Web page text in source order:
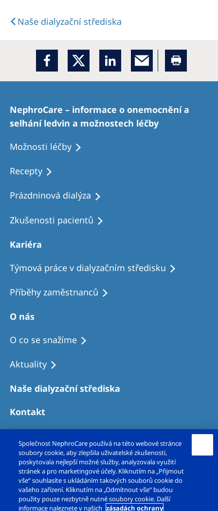
Naše dialyzační střediska
NephroCare – informace o onemocnění a
selhání ledvin a možnostech léčby
Možnosti léčby
Recepty
Prázdninová dialýza
Zkušenosti pacientů
Kariéra
Týmová práce v dialyzačním středisku
Příběhy zaměstnanců
O nás
O co se snažíme
Aktuality
Naše dialyzační střediska
Kontakt
Copyright © Fresenius Medical Care – DS, s.r.o.
Společnost NephroCare používá na této webové stránce
soubory cookie, aby zlepšila uživatelské zkušenosti,
poskytovala nejlepší možné služby, analyzovala využití
stránek a pro marketingové účely. Kliknutím na „Přijmout
vše“ souhlasíte s ukládáním takových souborů cookie do
vašeho zařízení. Kliknutím na „Odmítnout vše“ budou
použity pouze nezbytně nutné soubory cookie. Další
informace naleznete v našich zásadách ochrany